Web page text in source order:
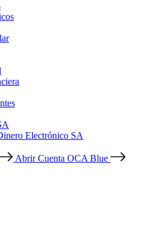
Electrónico SA
Abrir Cuenta OCA Blue